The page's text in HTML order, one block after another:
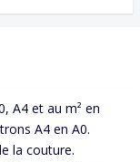
A4 et au m² en
A4 en A0.
la couture.